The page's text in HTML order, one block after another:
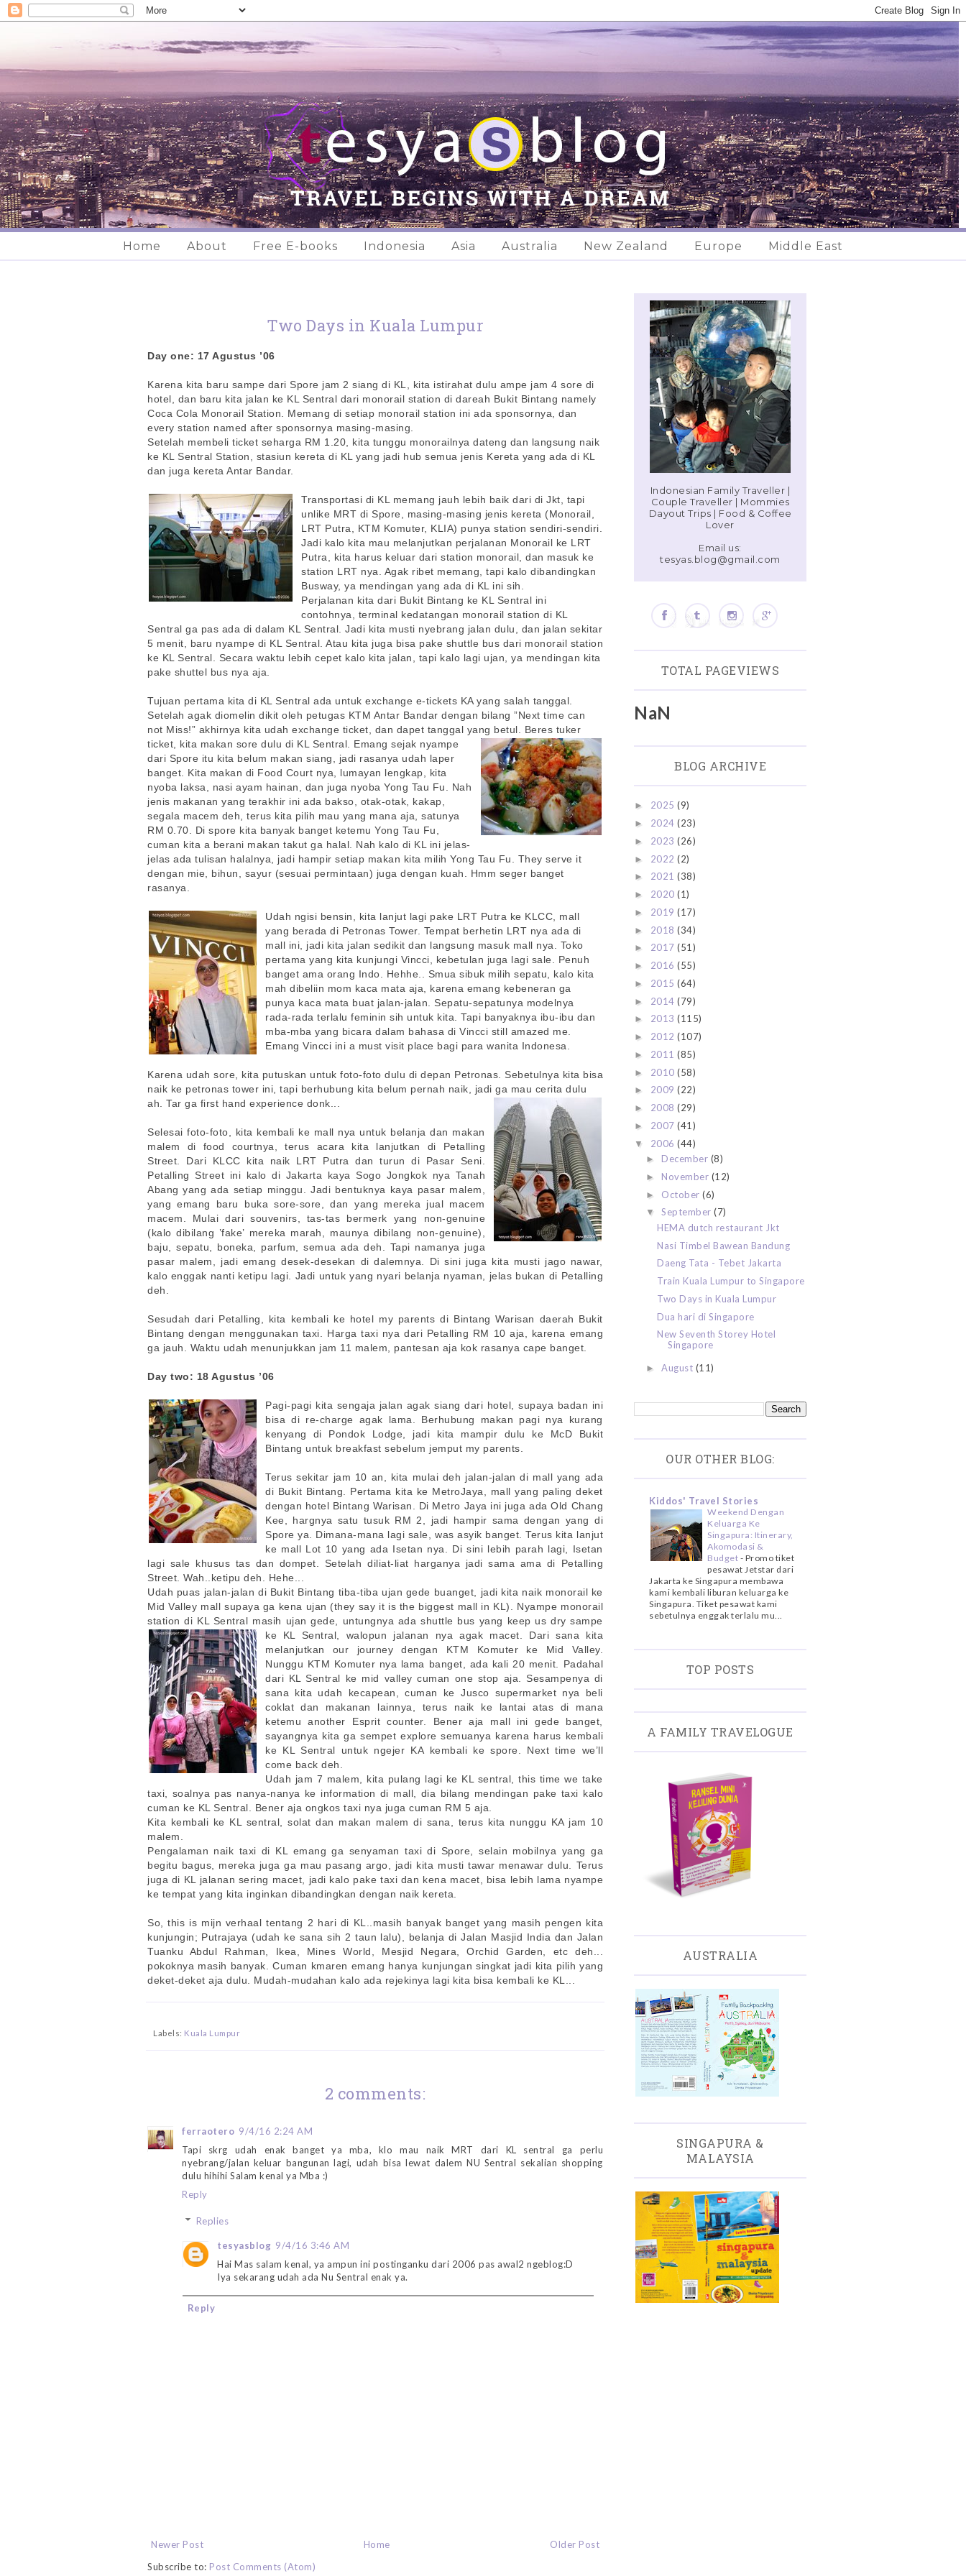
Home About Free E-books Indonesia Asia Australia New Zealand Europe Middle East
Two Days in Kuala Lumpur
Day one: 17 Agustus ’06
Karena kita baru sampe dari Spore jam 2 siang di KL, kita istirahat dulu ampe jam 4 sore di
hotel, dan baru kita jalan ke KL Sentral dari monorail station di dareah Bukit Bintang namely
Coca Cola Monorail Station. Memang di setiap monorail station ini ada sponsornya, dan
every station named after sponsornya masing-masing.
Setelah membeli ticket seharga RM 1.20, kita tunggu monorailnya dateng dan langsung naik
ke KL Sentral Station, stasiun kereta di KL yang jadi hub semua jenis Kereta yang ada di KL
dan juga kereta Antar Bandar.
Transportasi di KL memang jauh lebih baik dari di Jkt, tapi
unlike MRT di Spore, masing-masing jenis kereta (Monorail,
LRT Putra, KTM Komuter, KLIA) punya station sendiri-sendiri.
Jadi kalo kita mau melanjutkan perjalanan Monorail ke LRT
Putra, kita harus keluar dari station monorail, dan masuk ke
station LRT nya. Agak ribet memang, tapi kalo dibandingkan
Busway, ya mendingan yang ada di KL ini sih.
Perjalanan kita dari Bukit Bintang ke KL Sentral ini
contohnya, terminal kedatangan monorail station di KL
Sentral ga pas ada di dalam KL Sentral. Jadi kita musti nyebrang jalan dulu, dan jalan sekitar
5 menit, baru nyampe di KL Sentral. Atau kita juga bisa pake shuttle bus dari monorail station
ke KL Sentral. Secara waktu lebih cepet kalo kita jalan, tapi kalo lagi ujan, ya mendingan kita
pake shuttel bus nya aja.
Tujuan pertama kita di KL Sentral ada untuk exchange e-tickets KA yang salah tanggal.
Setelah agak diomelin dikit oleh petugas KTM Antar Bandar dengan bilang ”Next time can
not Miss!” akhirnya kita udah exchange ticket, dan dapet tanggal yang betul. Beres tuker
ticket, kita makan sore dulu di KL Sentral. Emang sejak nyampe
dari Spore itu kita belum makan siang, jadi rasanya udah laper
banget. Kita makan di Food Court nya, lumayan lengkap, kita
nyoba laksa, nasi ayam hainan, dan juga nyoba Yong Tau Fu. Nah
jenis makanan yang terakhir ini ada bakso, otak-otak, kakap,
segala macem deh, terus kita pilih mau yang mana aja, satunya
RM 0.70. Di spore kita banyak banget ketemu Yong Tau Fu,
cuman kita a berani makan takut ga halal. Nah kalo di KL ini jelas-
jelas ada tulisan halalnya, jadi hampir setiap makan kita milih Yong Tau Fu. They serve it
dengan mie, bihun, sayur (sesuai permintaan) juga dengan kuah. Hmm seger banget
rasanya.
Udah ngisi bensin, kita lanjut lagi pake LRT Putra ke KLCC, mall
yang berada di Petronas Tower. Tempat berhetin LRT nya ada di
mall ini, jadi kita jalan sedikit dan langsung masuk mall nya. Toko
pertama yang kita kunjungi Vincci, kebetulan juga lagi sale. Penuh
banget ama orang Indo. Hehhe.. Smua sibuk milih sepatu, kalo kita
mah dibeliin mom kaca mata aja, karena emang kebeneran ga
punya kaca mata buat jalan-jalan. Sepatu-sepatunya modelnya
rada-rada terlalu feminin sih untuk kita. Tapi banyaknya ibu-ibu dan
mba-mba yang bicara dalam bahasa di Vincci still amazed me.
Emang Vincci ini a must visit place bagi para wanita Indonesa.
Karena udah sore, kita putuskan untuk foto-foto dulu di depan Petronas. Sebetulnya kita bisa
naik ke petronas tower ini, tapi berhubung kita belum pernah naik, jadi ga mau cerita dulu
ah. Tar ga first hand experience donk...
Selesai foto-foto, kita kembali ke mall nya untuk belanja dan makan
malem di food courtnya, terus acara kita lanjutkan di Petalling
Street. Dari KLCC kita naik LRT Putra dan turun di Pasar Seni.
Petalling Street ini kalo di Jakarta kaya Sogo Jongkok nya Tanah
Abang yang ada setiap minggu. Jadi bentuknya kaya pasar malem,
yang emang baru buka sore-sore, dan yang mereka jual macem
macem. Mulai dari souvenirs, tas-tas bermerk yang non-genuine
(kalo dibilang ’fake’ mereka marah, maunya dibilang non-genuine),
baju, sepatu, boneka, parfum, semua ada deh. Tapi namanya juga
pasar malem, jadi emang desek-desekan di dalemnya. Di sini juga kita musti jago nawar,
kalo enggak nanti ketipu lagi. Jadi untuk yang nyari belanja nyaman, jelas bukan di Petalling
deh.
Sesudah dari Petalling, kita kembali ke hotel my parents di Bintang Warisan daerah Bukit
Bintang dengan menggunakan taxi. Harga taxi nya dari Petalling RM 10 aja, karena emang
ga jauh. Waktu udah menunjukkan jam 11 malem, pantesan aja kok rasanya cape banget.
Day two: 18 Agustus ’06
Pagi-pagi kita sengaja jalan agak siang dari hotel, supaya badan ini
bisa di re-charge agak lama. Berhubung makan pagi nya kurang
kenyang di Pondok Lodge, jadi kita mampir dulu ke McD Bukit
Bintang untuk breakfast sebelum jemput my parents.
Terus sekitar jam 10 an, kita mulai deh jalan-jalan di mall yang ada
di Bukit Bintang. Pertama kita ke MetroJaya, mall yang paling deket
dengan hotel Bintang Warisan. Di Metro Jaya ini juga ada Old Chang
Kee, hargnya satu tusuk RM 2, jadi hampir sama dengan yang di
Spore ya. Dimana-mana lagi sale, was asyik banget. Terus kita lanjut
ke mall Lot 10 yang ada Isetan nya. Di sini lebih parah lagi, Isetan
lagi sale khusus tas dan dompet. Setelah diliat-liat harganya jadi sama ama di Petalling
Street. Wah..ketipu deh. Hehe...
Udah puas jalan-jalan di Bukit Bintang tiba-tiba ujan gede buanget, jadi kita naik monorail ke
MidValley mall supaya ga kena ujan (they say it is the biggest mall in KL). Nyampe monorail
station di KL Sentral masih ujan gede, untungnya ada shuttle bus yang keep us dry sampe
ke KL Sentral, walopun jalanan nya agak macet. Dari sana kita
melanjutkan our journey dengan KTM Komuter ke Mid Valley.
Nunggu KTM Komuter nya lama banget, ada kali 20 menit. Padahal
dari KL Sentral ke mid valley cuman one stop aja. Sesampenya di
sana kita udah kecapean, cuman ke Jusco supermarket nya beli
coklat dan makanan lainnya, terus naik ke lantai atas di mana
ketemu another Esprit counter. Bener aja mall ini gede banget,
sayangnya kita ga sempet explore semuanya karena harus kembali
ke KL Sentral untuk ngejer KA kembali ke spore. Next time we’ll
come back deh.
Udah jam 7 malem, kita pulang lagi ke KL sentral, this time we take
taxi, soalnya pas nanya-nanya ke information di mall, dia bilang mendingan pake taxi kalo
cuman ke KL Sentral. Bener aja ongkos taxi nya juga cuman RM 5 aja.
Kita kembali ke KL sentral, solat dan makan malem di sana, terus kita nunggu KA jam 10
malem.
Pengalaman naik taxi di KL emang ga senyaman taxi di Spore, selain mobilnya yang ga
begitu bagus, mereka juga ga mau pasang argo, jadi kita musti tawar menawar dulu. Terus
juga di KL jalanan sering macet, jadi kalo pake taxi dan kena macet, bisa lebih lama nyampe
ke tempat yang kita inginkan dibandingkan dengan naik kereta.
So, this is mijn verhaal tentang 2 hari di KL..masih banyak banget yang masih pengen kita
kunjungin; Putrajaya (udah ke sana sih 2 taun lalu), belanja di Jalan Masjid India dan Jalan
Tuanku Abdul Rahman, Ikea, Mines World, Mesjid Negara, Orchid Garden, etc deh...
pokoknya masih banyak. Cuman kmaren emang hanya kunjungan singkat jadi kita pilih yang
deket-deket aja dulu. Mudah-mudahan kalo ada rejekinya lagi kita bisa kembali ke KL...
Labels: Kuala Lumpur
2 comments:
ferraotero 9/4/16 2:24 AM
Tapi skrg udah enak banget ya mba, klo mau naik MRT dari KL sentral ga perlu
nyebrang/jalan keluar bangunan lagi, udah bisa lewat dalem NU Sentral sekalian shopping
dulu hihihi Salam kenal ya Mba :)
Reply
Replies
tesyasblog 9/4/16 3:46 AM
Hai Mas salam kenal, ya ampun ini postinganku dari 2006 pas awal2 ngeblog:D
Iya sekarang udah ada Nu Sentral enak ya.
Reply
Newer Post Older Post
Home
Subscribe to: Post Comments (Atom)
Indonesian Family Traveller |
Couple Traveller | Mommies
Dayout Trips | Food & Coffee
Lover
Email us:
tesyas.blog@gmail.com
TOTAL PAGEVIEWS
NaN
BLOG ARCHIVE
► 2025 (9)
► 2024 (23)
► 2023 (26)
► 2022 (2)
► 2021 (38)
► 2020 (1)
► 2019 (17)
► 2018 (34)
► 2017 (51)
► 2016 (55)
► 2015 (64)
► 2014 (79)
► 2013 (115)
► 2012 (107)
► 2011 (85)
► 2010 (58)
► 2009 (22)
► 2008 (29)
► 2007 (41)
▼ 2006 (44)
► December (8)
► November (12)
► October(6)
▼September(7)
HEMA dutch restaurant Jkt
Nasi Timbel Bawean Bandung
Daeng Tata - Tebet Jakarta
Train Kuala Lumpur to Singapore
Two Days in Kuala Lumpur
Dua hari di Singapore
New Seventh Storey Hotel
Singapore
►August (11)
OUR OTHER BLOG:
Kiddos' Travel Stories
Weekend Dengan
Keluarga Ke
Singapura: Itinerary,
Akomodasi &
Budget - Promo tiket
pesawat Jetstar dari
Jakarta ke Singapura membawa
kami kembali liburan keluarga ke
Singapura. Tiket pesawat kami
sebetulnya enggak terlalu mu...
TOP POSTS
A FAMILY TRAVELOGUE
AUSTRALIA
SINGAPURA &
MALAYSIA